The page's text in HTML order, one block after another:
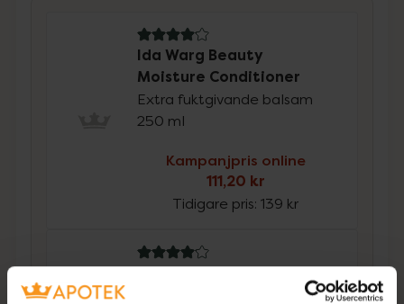
4.1 av 5 i omdöme
Ida Warg Beauty
Moisture Conditioner
Extra fuktgivande balsam
250 ml
Kampanjpris online
111,20 kr
Tidigare pris:139 kr
4.1 av 5 i omdöme
Ida Warg Beauty